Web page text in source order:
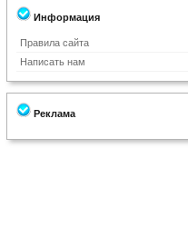
Информация
Правила сайта
Написать нам
Реклама